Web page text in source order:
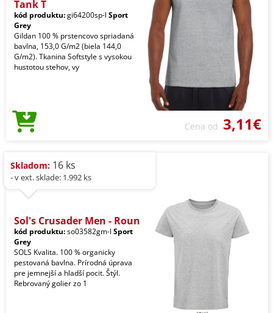
Tank T
kód produktu:gi64200sp-l Sport
Grey
Gildan 100 % prstencovo spriadaná
bavlna, 153,0 G/m2 (biela 144,0
G/m2). Tkanina Softstyle s vysokou
hustotou stehov, vy
Cena od 3,11€
Skladom: 16 ks
- v ext. sklade: 1.992 ks
Sol's Crusader Men - Roun
kód produktu:so03582gm-l Sport
Grey
SOLS Kvalita. 100 % organicky
pestovaná bavlna. Prírodná úprava
pre jemnejší a hladší pocit. Štýl.
Rebrovaný golier zo 1